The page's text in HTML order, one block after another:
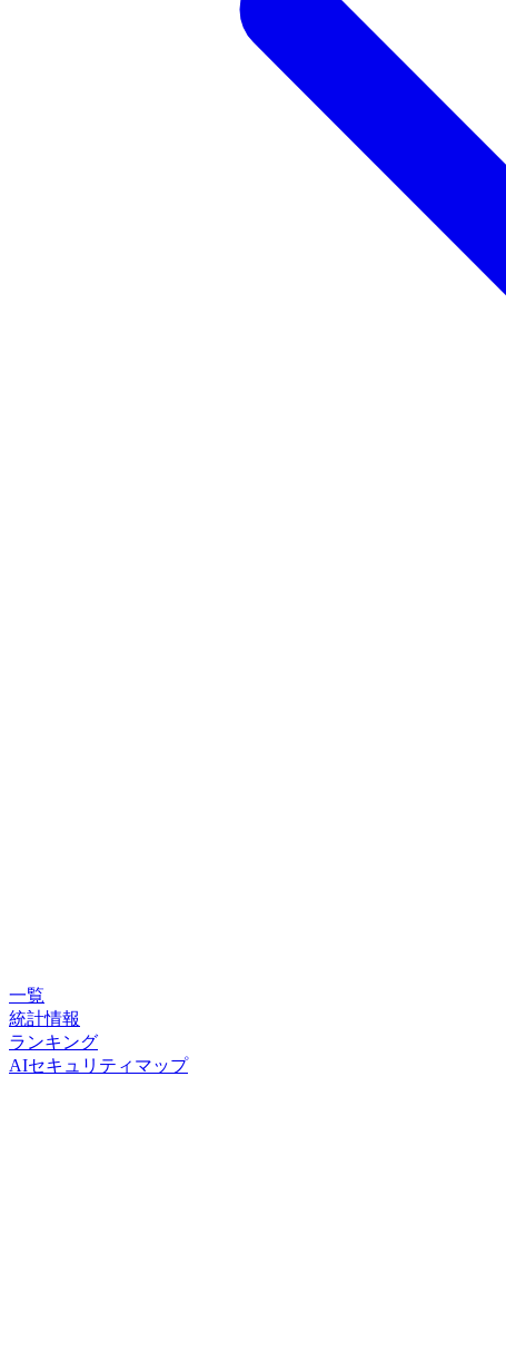
一覧
統計情報
ランキング
AIセキュリティマップ